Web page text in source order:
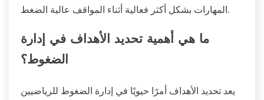
المهارات بشكل أكثر فعالية أثناء المواقف عالية الضغط.
ما هي أهمية تحديد الأهداف في إدارة
الضغوط؟
يعد تحديد الأهداف أمرًا حيويًا في إدارة الضغوط للرياضيين